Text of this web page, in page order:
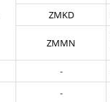
ZMKD
ZMMN
-
-